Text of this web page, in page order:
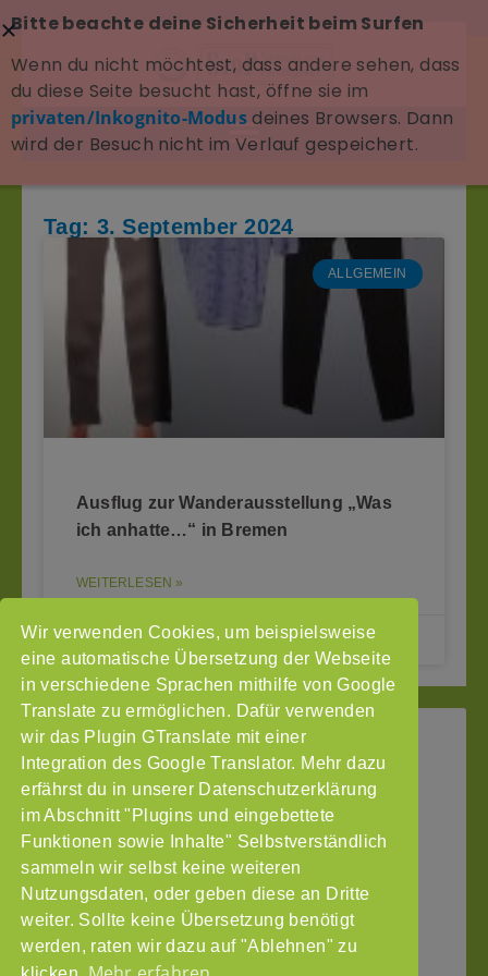
Tag: 3. September 2024
ALLGEMEIN
Ausflug zur Wanderausstellung „Was
ich anhatte…“ in Bremen
WEITERLESEN »
03.09.2024
Wir verwenden Cookies, um beispielsweise
eine automatische Übersetzung der Webseite
in verschiedene Sprachen mithilfe von Google
Translate zu ermöglichen. Dafür verwenden
wir das Plugin GTranslate mit einer
Integration des Google Translator. Mehr dazu
erfährst du in unserer Datenschutzerklärung
im Abschnitt "Plugins und eingebettete
Funktionen sowie Inhalte" Selbstverständlich
sammeln wir selbst keine weiteren
Nutzungsdaten, oder geben diese an Dritte
weiter. Sollte keine Übersetzung benötigt
werden, raten wir dazu auf "Ablehnen" zu
StoP
–
Stadtteile
ohne
Partnergewalt
e.V.
Pinnasberg
27
20359
Intranet
Impressum
Datenschutzerklärung
Gefördert
durch
Bitte beachte deine Sicherheit beim Surfen
Wenn du nicht möchtest, dass andere sehen, dass
du diese Seite besucht hast, öffne sie im
privaten/Inkognito-Modusdeines Browsers. Dann
wird der Besuch nicht im Verlauf gespeichert.